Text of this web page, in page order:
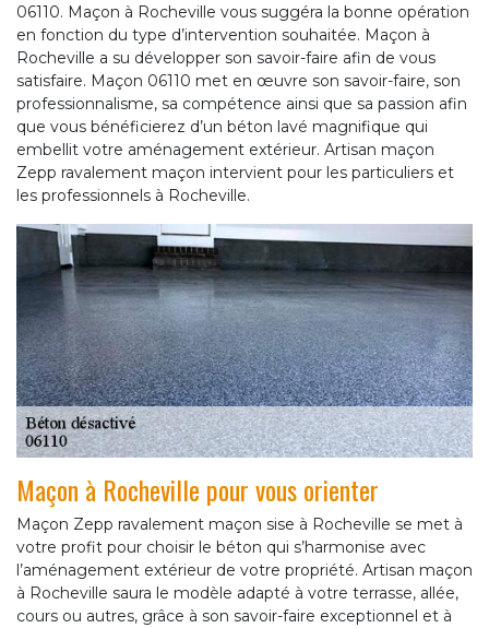
06110. Maçon à Rocheville vous suggéra la bonne opération
en fonction du type d’intervention souhaitée. Maçon à
Rocheville a su développer son savoir-faire afin de vous
satisfaire. Maçon 06110 met en œuvre son savoir-faire, son
professionnalisme, sa compétence ainsi que sa passion afin
que vous bénéficierez d’un béton lavé magnifique qui
embellit votre aménagement extérieur. Artisan maçon
Zepp ravalement maçon intervient pour les particuliers et
les professionnels à Rocheville.
Maçon à Rocheville pour vous orienter
Maçon Zepp ravalement maçon sise à Rocheville se met à
votre profit pour choisir le béton qui s’harmonise avec
l’aménagement extérieur de votre propriété. Artisan maçon
à Rocheville saura le modèle adapté à votre terrasse, allée,
cours ou autres, grâce à son savoir-faire exceptionnel et à